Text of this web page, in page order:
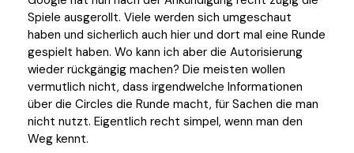
Spiele ausgerollt. Viele werden sich umgeschaut
haben und sicherlich auch hier und dort mal eine Runde
gespielt haben. Wo kann ich aber die Autorisierung
wieder rückgängig machen? Die meisten wollen
vermutlich nicht, dass irgendwelche Informationen
über die Circles die Runde macht, für Sachen die man
nicht nutzt. Eigentlich recht simpel, wenn man den
Weg kennt.